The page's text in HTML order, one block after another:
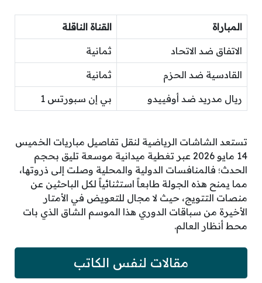
المباراة القناة الناقلة
الاتفاق ضد الاتحاد ثمانية
القادسية ضد الحزم ثمانية
ريال مدريد ضد أوفييدو بي إن سبورتس 1
تستعد الشاشات الرياضية لنقل تفاصيل مباريات الخميس
14 مايو 2026 عبر تغطية ميدانية موسعة تليق بحجم
الحدث؛ فالمنافسات الدولية والمحلية وصلت إلى ذروتها،
مما يمنح هذه الجولة طابعاً استثنائياً لكل الباحثين عن
منصات التتويج، حيث لا مجال للتعويض في الأمتار
الأخيرة من سباقات الدوري هذا الموسم الشاق الذي بات
محط أنظار العالم.
مقالات لنفس الكاتب